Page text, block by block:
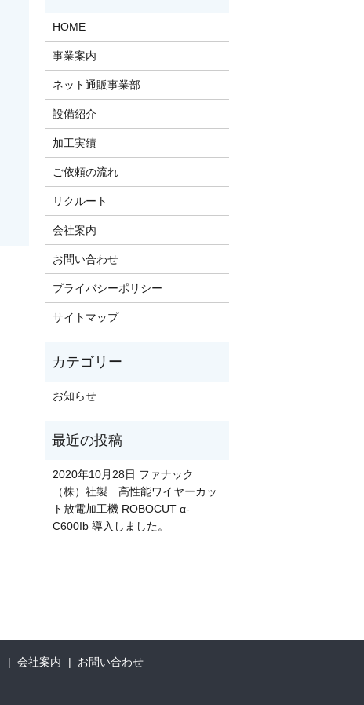
HOME
事業案内
ネット通販事業部
設備紹介
加工実績
ご依頼の流れ
リクルート
会社案内
お問い合わせ
プライバシーポリシー
サイトマップ
お知らせ
2020年10月28日 ファナック
（株）社製 高性能ワイヤーカッ
ト放電加工機 ROBOCUT α-
C600Ib 導入しました。
会社案内 お問い合わせ